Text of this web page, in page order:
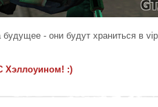
будущее - они будут храниться в
Хэллоуином! :)